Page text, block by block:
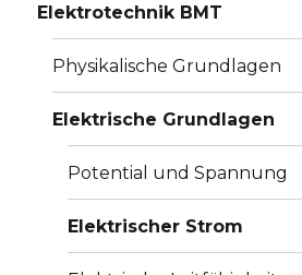
Elektrotechnik BMT
Physikalische Grundlagen
Elektrische Grundlagen
Potential und Spannung
Elektrischer Strom